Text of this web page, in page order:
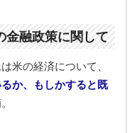
金融政策に関して
米の経済について、
か、もしかすると既